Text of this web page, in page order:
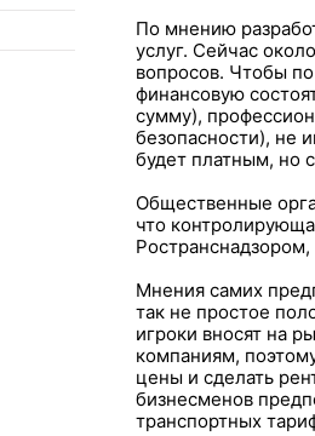
По мнению
услуг. Сейчас
вопросов. Чтобы
финансовую
сумму),
безопасности), не
будет платным, но
Общественные
что
Мнения самих
так не простое
игроки вносят на
компаниям,
цены и сделать
бизнесменов
транспортных